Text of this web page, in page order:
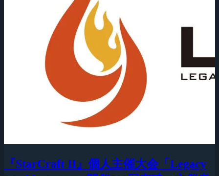
『StarCraft II』個人主催大会「Legacy